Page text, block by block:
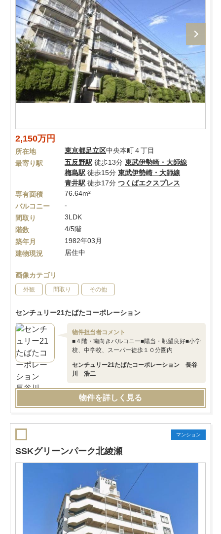
2,150万円
所在地 東京都足立区中央本町４丁目
最寄り駅
五反野駅 徒歩13分 東武伊勢崎・大師線
梅島駅 徒歩15分 東武伊勢崎・大師線
青井駅 徒歩17分 つくばエクスプレス
専有面積
76.64m²
バルコニー
-
間取り
3LDK
階数
4/5階
築年月
1982年03月
建物現況
居住中
画像カテゴリ
外観 間取り その他
センチュリー21たばたコーポレーション
物件担当者コメント
■４階・南向きバルコニー■陽当・眺望良好■小学
校、中学校、スーパー徒歩１０分圏内
センチュリー21たばたコーポレーション 長谷
川 浩二
物件を詳しく見る
マンション
SSKグリーンパーク北綾瀬